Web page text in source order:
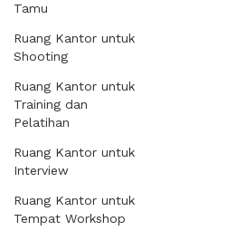
Tamu
Ruang Kantor untuk
Shooting
Ruang Kantor untuk
Training dan
Pelatihan
Ruang Kantor untuk
Interview
Ruang Kantor untuk
Tempat Workshop